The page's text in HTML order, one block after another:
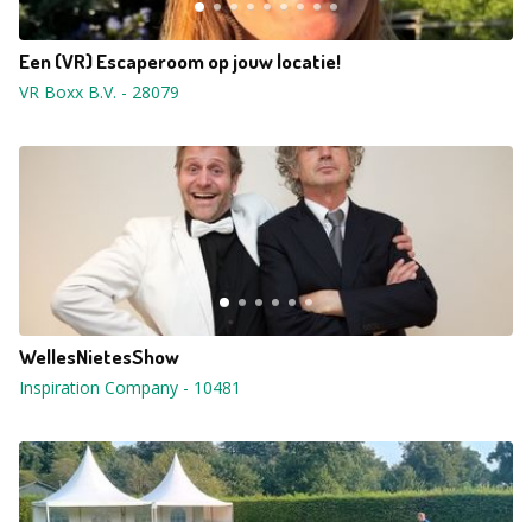
Een (VR) Escaperoom op jouw locatie!
VR Boxx B.V. - 28079
WellesNietesShow
Inspiration Company - 10481